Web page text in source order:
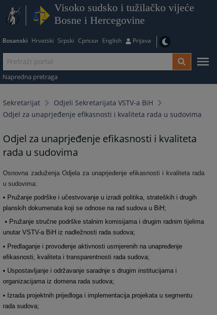
Visoko sudsko i tužilačko vijeće
Bosne i Hercegovine
Bosanski Hrvatski Srpski Српски English Prijava
Napredna pretraga
Sekretarijat
Odjeli Sekretarijata VSTV-a BiH
Odjel za unaprjeđenje efikasnosti i kvaliteta rada u sudovima
Odjel za unaprjeđenje efikasnosti i kvaliteta
rada u sudovima
Osnovna zaduženja Odjela za unaprjeđenje efikasnosti i kvaliteta rada
u sudovima:
• Pružanje podrške i učestvovanje u izradi politika, strateških i drugih
planskih dokumenata koji se odnose na rad sudova u BiH;
• Pružanje stručne podrške stalnim komisijama i drugim radnim tijelima
unutar VSTV-a BiH iz nadležnosti rada sudova;
• Predlaganje i provođenje aktivnosti usmjerenih na unapređenje
efikasnosti, kvaliteta i transparentnosti rada sudova;
• Uspostavljanje i održavanje saradnje s drugim institucijama i
organizacijama iz domena rada sudova;
• Izrada projektnih prijedloga i implementacija projekata u segmentu
rada sudova;